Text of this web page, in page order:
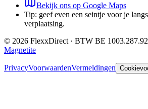
Bekijk ons op Google Maps
Tip: geef even een seintje voor je
verplaatsing.
© 2026 FlexxDirect · BTW BE
Magnetite
PrivacyVoorwaardenVermeldingen